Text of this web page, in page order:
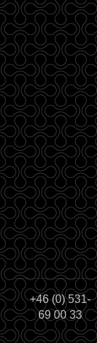
+46 (0) 531-
69 00 33